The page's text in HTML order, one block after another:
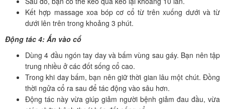
Kết hợp massage xoa bóp cơ cổ từ trên xuống dưới và từ
dưới lên trên trong khoảng 3 phút.
Động tác 4: Ấn vào cổ
Dùng 4 đầu ngón tay day và bấm vùng sau gáy. Bạn nên tập
trung nhiều ở các đốt sống cổ cao.
Trong khi day bấm, bạn nên giữ thời gian lâu một chút. Đồng
thời ngửa cổ ra sau để tác động vào sâu hơn.
Động tác này vừa giúp giảm người bệnh giảm đau đầu, vừa